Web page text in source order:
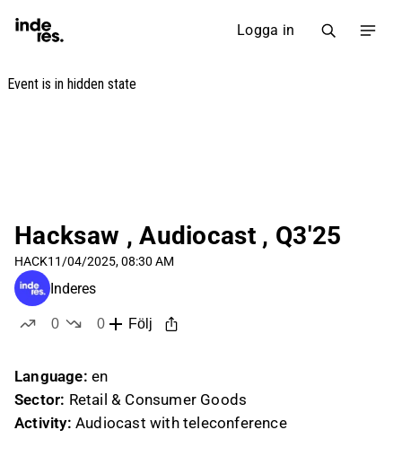
Logga in
Hacksaw , Audiocast , Q3'25
HACK11/04/2025, 08:30 AM
Inderes
0
0
Följ
Language: en
Sector: Retail & Consumer Goods
Activity: Audiocast with teleconference